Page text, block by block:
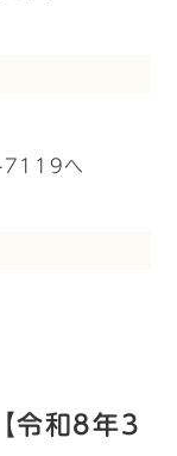
7119へ
令和8年3